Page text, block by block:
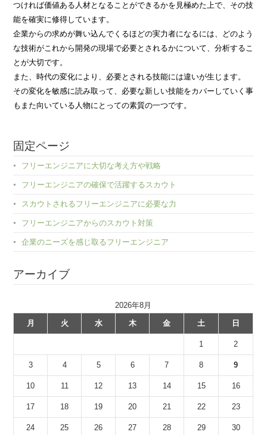
つければ価値ある人材となることができるかを見極めた上で、その技
能を確実に修得しています。
企業からの求めが舞い込んでくるほどの実力者になるには、どのよう
な技術がこれから開発の現場で必要とされるかについて、分析するこ
とが大切です。
また、時代の変化により、必要とされる技能には違いが生じます。
その変化を敏感に読み取って、必要な新しい技能をカバーしていく事
もまた向いている人物にとっての素質の一つです。
固定ページ
フリーエンジニアに大切な考え方や戦略
フリーエンジニアの確保で活躍するスカウト
スカウトされるフリーエンジニアに必要な力
フリーエンジニアからのスカウト対策
企業のニーズを感じ取るフリーエンジニア
アーカイブ
2026年8月
月
火 水 木 金 土 日
1 2
3 4 5 6 7 8 9
10 11 12 13 14 15 16
17 18 19 20 21 22 23
24 25 26 27 28 29 30